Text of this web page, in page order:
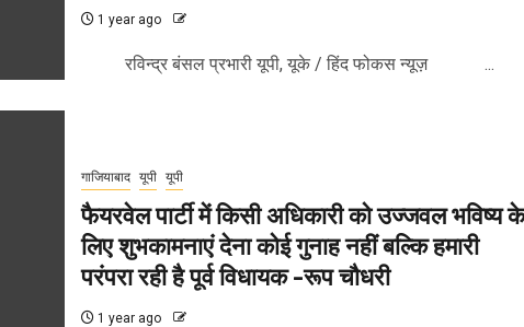
1 year ago
रविन्द्र बंसल प्रभारी यूपी, यूके / हिंद फोकस न्यूज़ ...
गाजियाबाद यूपी यूपी
फैयरवेल पार्टी में किसी अधिकारी को उज्जवल भविष्य के
लिए शुभकामनाएं देना कोई गुनाह नहीं बल्कि हमारी
परंपरा रही है पूर्व विधायक -रूप चौधरी
1 year ago